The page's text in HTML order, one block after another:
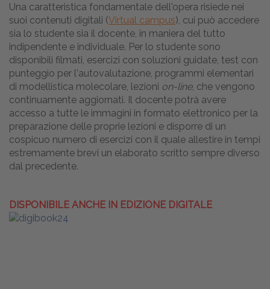
Una caratteristica fondamentale dell'opera risiede nei
suoi contenuti digitali (Virtual campus), cui può accedere
sia lo studente sia il docente, in maniera del tutto
indipendente e individuale. Per lo studente sono
disponibili filmati, esercizi con soluzioni guidate, test con
punteggio per l'autovalutazione, programmi elementari
di modellistica molecolare, lezioni on-line, che vengono
continuamente aggiornati. Il docente potrà avere
accesso a tutte le immagini in formato elettronico per la
preparazione delle proprie lezioni e disporre di un
cospicuo numero di esercizi con il quale allestire in tempi
estremamente brevi un elaborato scritto sempre diverso
dal precedente.
DISPONIBILE ANCHE IN EDIZIONE DIGITALE